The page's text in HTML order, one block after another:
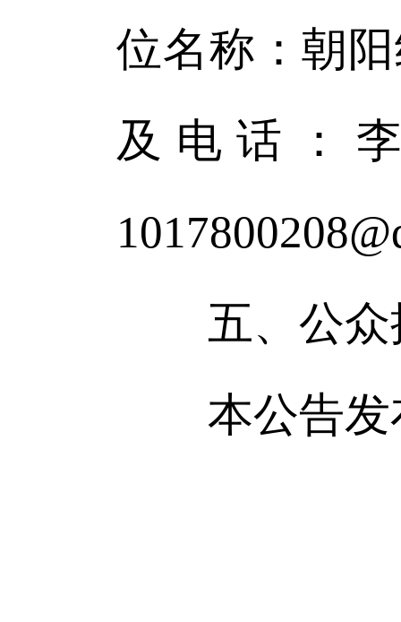
位名称：朝
及电话：
五、公
本公告发